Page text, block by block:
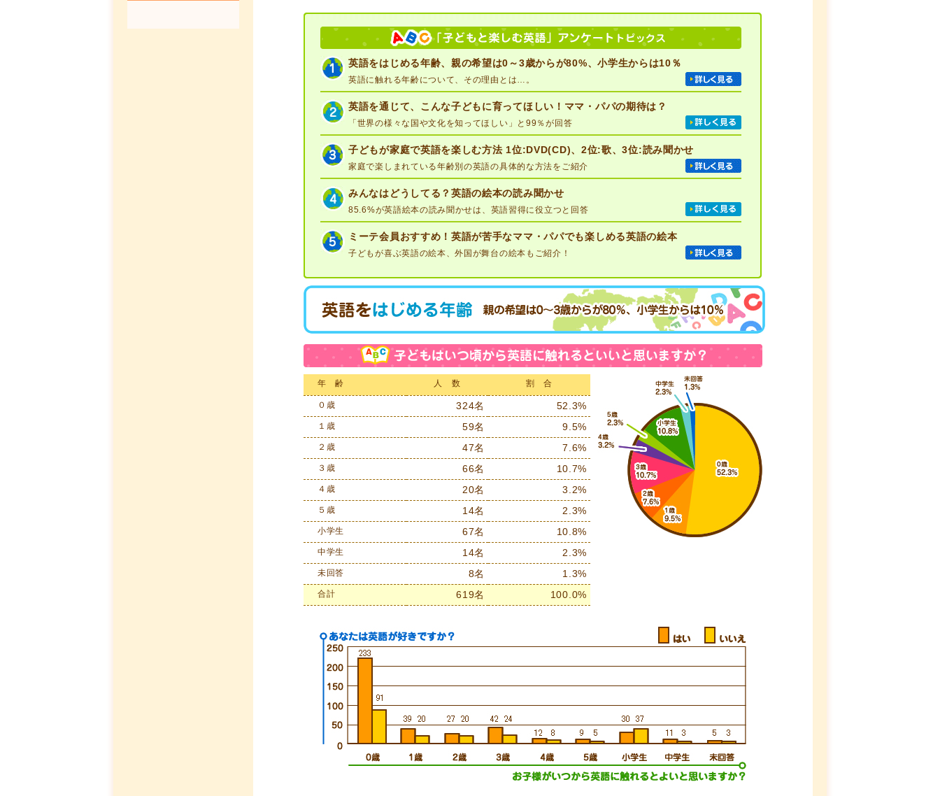
英語をはじめる年齢、親の希望は0～3歳からが80%、小学生からは10％
英語に触れる年齢について、その理由とは…。
英語を通じて、こんな子どもに育ってほしい！ママ・パパの期待は？
「世界の様々な国や文化を知ってほしい」と99％が回答
子どもが家庭で英語を楽しむ方法 1位:DVD(CD)、2位:歌、3位:読み聞かせ
家庭で楽しまれている年齢別の英語の具体的な方法をご紹介
みんなはどうしてる？英語の絵本の読み聞かせ
85.6%が英語絵本の読み聞かせは、英語習得に役立つと回答
ミーテ会員おすすめ！英語が苦手なママ・パパでも楽しめる英語の絵本
子どもが喜ぶ英語の絵本、外国が舞台の絵本もご紹介！
年 齢 人 数 割 合
０歳 324名 52.3%
１歳 59名 9.5%
２歳 47名 7.6%
３歳 66名 10.7%
４歳 20名 3.2%
５歳 14名 2.3%
小学生 67名 10.8%
中学生 14名 2.3%
未回答 8名 1.3%
合計 619名 100.0%